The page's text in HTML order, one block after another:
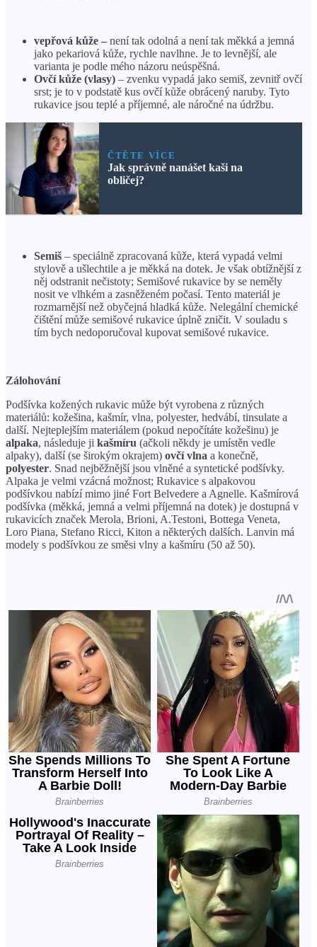
vepřová kůže – není tak odolná a není tak měkká a jemná
jako pekariová kůže, rychle navlhne. Je to levnější, ale
varianta je podle mého názoru neúspěšná.
Ovčí kůže (vlasy) – zvenku vypadá jako semiš, zevnitř ovčí
srst; je to v podstatě kus ovčí kůže obrácený naruby. Tyto
rukavice jsou teplé a příjemné, ale náročné na údržbu.
ČTĚTE VÍCE
Jak správně nanášet kaši na
obličej?
Semiš – speciálně zpracovaná kůže, která vypadá velmi
stylově a ušlechtile a je měkká na dotek. Je však obtížnější z
něj odstranit nečistoty; Semišové rukavice by se neměly
nosit ve vlhkém a zasněženém počasí. Tento materiál je
rozmarnější než obyčejná hladká kůže. Nelegální chemické
čištění může semišové rukavice úplně zničit. V souladu s
tím bych nedoporučoval kupovat semišové rukavice.
Zálohování
Podšívka kožených rukavic může být vyrobena z různých
materiálů: kožešina, kašmír, vlna, polyester, hedvábí, tinsulate a
další. Nejteplejším materiálem (pokud nepočítáte kožešinu) je
alpaka, následuje ji kašmíru (ačkoli někdy je umístěn vedle
alpaky), další (se širokým okrajem) ovčí vlna a konečně,
polyester. Snad nejběžnější jsou vlněné a syntetické podšívky.
Alpaka je velmi vzácná možnost; Rukavice s alpakovou
podšívkou nabízí mimo jiné Fort Belvedere a Agnelle. Kašmírová
podšívka (měkká, jemná a velmi příjemná na dotek) je dostupná v
rukavicích značek Merola, Brioni, A.Testoni, Bottega Veneta,
Loro Piana, Stefano Ricci, Kiton a některých dalších. Lanvin má
modely s podšívkou ze směsi vlny a kašmíru (50 až 50).